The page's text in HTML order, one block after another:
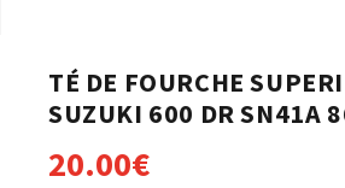
TÉ DE FOURCHE
SUZUKI 600 DR SN41A
20.00€